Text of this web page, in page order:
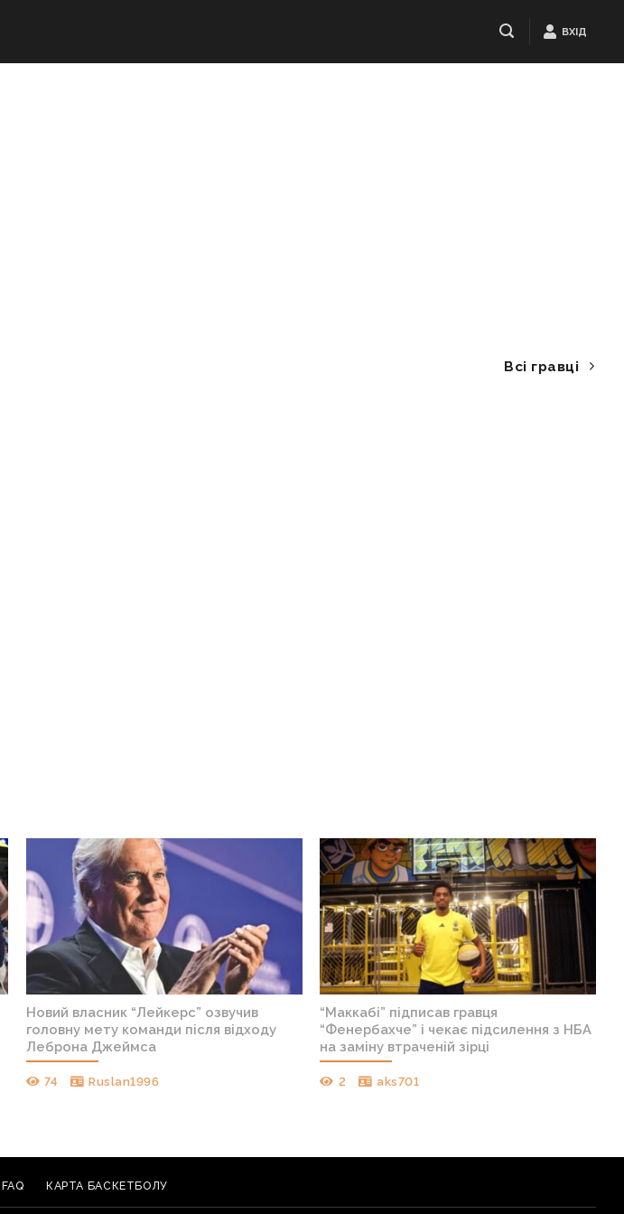
ВХІД
Всі гравці
Новий власник “Лейкерс” озвучив
головну мету команди після відходу
Леброна Джеймса
74 Ruslan1996
“Маккабі” підписав гравця
“Фенербахче” і чекає підсилення з НБА
на заміну втраченій зірці
2 aks701
FAQ КАРТА БАСКЕТБОЛУ